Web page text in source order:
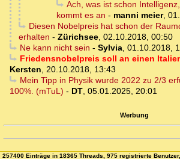
Ach, was ist schon
kommt es an - manni meier,
Diesen Nobelpreis hat schon der
erhalten - Zürichsee, 02.10.2018, 00:50
Ne kann nicht sein - Sylvia, 01.10.2018,
Friedensnobelpreis soll an einen
Kersten, 20.10.2018, 13:43
Mein Tipp in Physik wurde 2022 zu 2/3
100%. (mTuL) - DT, 05.01.2025, 20:01
Werbung
257400 Einträge in 18365 Threads, 975 registrierte